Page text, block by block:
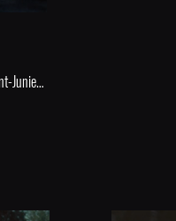
Défilé traditionnel des ostensions à Saint-Junien en 1974.En 994 en Limousin une épidémie due à l’ergot de seigle fit de nombreuses victimes. Vécu comme un châtiment divin, ce qu’on appela le mal des ardents amena en dernier recours le clergé à sortir des reliques des saints pour chasser la maladie. Ces ostensions sont devenues une tradition religieuse et populaire ancrée dans l’histoire du Limousin. Les ostensions se tiennent tous les 7 ans à Limoges et dans plus d'une quinzaine de communes environnantes, dans la Haute-Vienne, mais aussi en Creuse, Charente et dans la Vienne.